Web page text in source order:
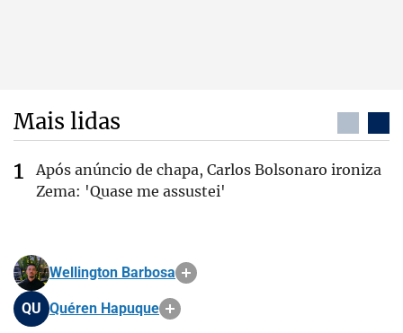
Mais lidas
Após anúncio de chapa, Carlos Bolsonaro ironiza
Zema: 'Quase me assustei'
Wellington Barbosa
QU Quéren Hapuque